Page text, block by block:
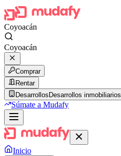
Coyoacán
Coyoacán
Comprar
Rentar
Desarrollos Desarrollos inmobiliarios
Súmate a Mudafy
Inicio